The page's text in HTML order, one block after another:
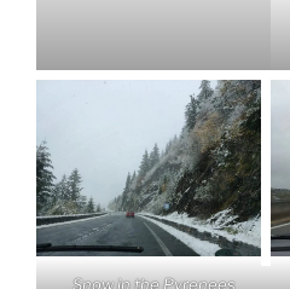
Snow in the Pyrenees